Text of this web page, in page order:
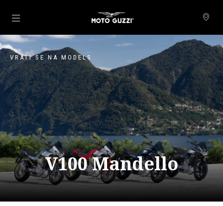
Idi na glavni izbornik
VRATI SE NA MODELS
V100 Mandello